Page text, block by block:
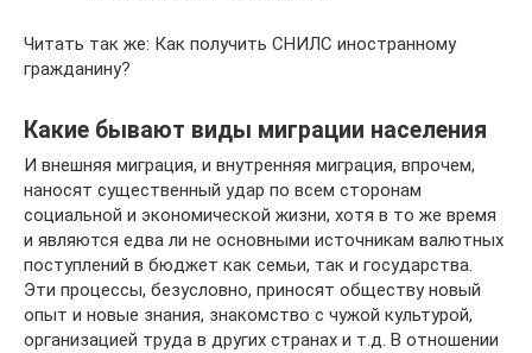
Читать так же: Как получить СНИЛС иностранному
гражданину?
Какие бывают виды миграции населения
И внешняя миграция, и внутренняя миграция, впрочем,
наносят существенный удар по всем сторонам
социальной и экономической жизни, хотя в то же время
и являются едва ли не основными источникам валютных
поступлений в бюджет как семьи, так и государства.
Эти процессы, безусловно, приносят обществу новый
опыт и новые знания, знакомство с чужой культурой,
организацией труда в других странах и т.д. В отношении